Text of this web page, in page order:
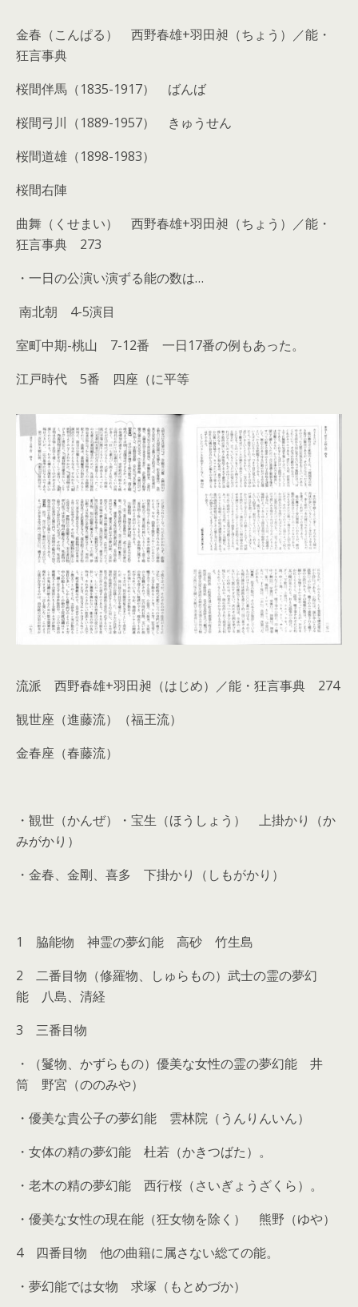
金春（こんぱる） 西野春雄+羽田昶（ちょう）／能・
狂言事典
桜間伴馬（1835-1917） ばんば
桜間弓川（1889-1957） きゅうせん
桜間道雄（1898-1983）
桜間右陣
曲舞（くせまい） 西野春雄+羽田昶（ちょう）／能・
狂言事典 273
・一日の公演い演ずる能の数は…
南北朝 4-5演目
室町中期-桃山 7-12番 一日17番の例もあった。
江戸時代 5番 四座（に平等
流派 西野春雄+羽田昶（はじめ）／能・狂言事典 274
観世座（進藤流）（福王流）
金春座（春藤流）
・観世（かんぜ）・宝生（ほうしょう） 上掛かり（か
みがかり）
・金春、金剛、喜多 下掛かり（しもがかり）
1 脇能物 神霊の夢幻能 高砂 竹生島
2 二番目物（修羅物、しゅらもの）武士の霊の夢幻
能 八島、清経
3 三番目物
・（鬘物、かずらもの）優美な女性の霊の夢幻能 井
筒 野宮（ののみや）
・優美な貴公子の夢幻能 雲林院（うんりんいん）
・女体の精の夢幻能 杜若（かきつばた）。
・老木の精の夢幻能 西行桜（さいぎょうざくら）。
・優美な女性の現在能（狂女物を除く） 熊野（ゆや）
4 四番目物 他の曲籍に属さない総ての能。
・夢幻能では女物 求塚（もとめづか）